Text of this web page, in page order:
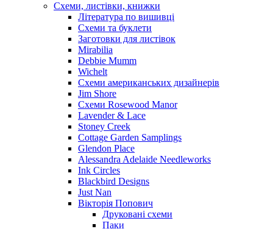
Схеми, листівки, книжки
Література по вишивці
Схеми та буклети
Заготовки для листівок
Mirabilia
Debbie Mumm
Wichelt
Схеми американських дизайнерів
Jim Shore
Cхеми Rosewood Manor
Lavender & Lace
Stoney Creek
Cottage Garden Samplings
Glendon Place
Alessandra Adelaide Needleworks
Ink Circles
Blackbird Designs
Just Nan
Вікторія Попович
Друковані схеми
Паки